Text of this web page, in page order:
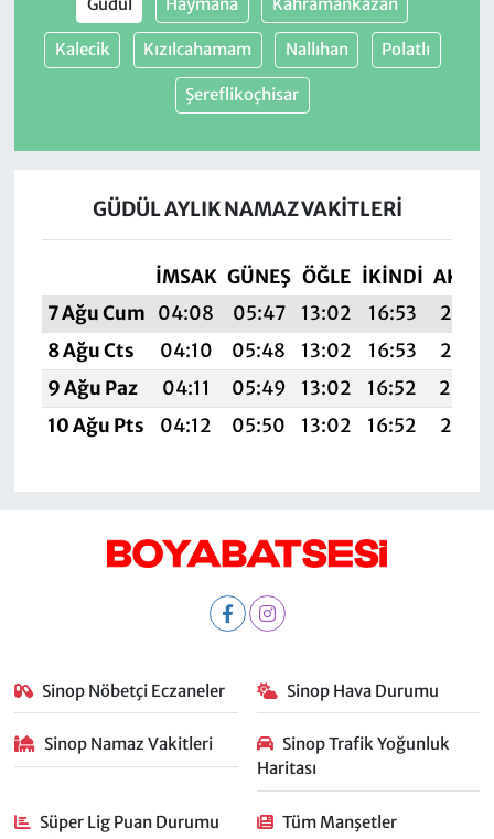
Kalecik Kızılcahamam Nallıhan Polatlı
Şereflikoçhisar
GÜDÜL AYLIK NAMAZ VAKITLERI
İMSAK GÜNEŞ ÖĞLE İKINDI
7 Ağu Cum 04:08 05:47 13:02 16:53
20:07
8 Ağu Cts
04:10 05:48 13:02 16:53
20:05
9 Ağu Paz
04:11 05:49 13:02 16:52
10 Ağu Pts
04:12 05:50 13:02 16:52 20:03
Sinop Nöbetçi Eczaneler Sinop Hava Durumu
Sinop Namaz Vakitleri
Sinop Trafik Yoğunluk
Haritası
Süper Lig Puan Durumu
Tüm Manşetler